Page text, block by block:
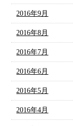
2016年9月
2016年8月
2016年7月
2016年6月
2016年5月
2016年4月